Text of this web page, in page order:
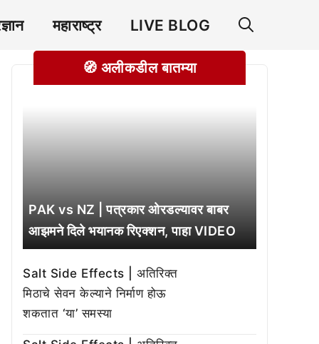
महाराष्ट्र LIVE BLOG
🧭 अलीकडील बातम्या
PAK vs NZ | पत्रकार ओरडल्यावर बाबर
आझमने दिले भयानक रिएक्शन, पाहा VIDEO
Salt Side Effects | अतिरिक्त
मिठाचे सेवन केल्याने निर्माण होऊ
शकतात ‘या’ समस्या